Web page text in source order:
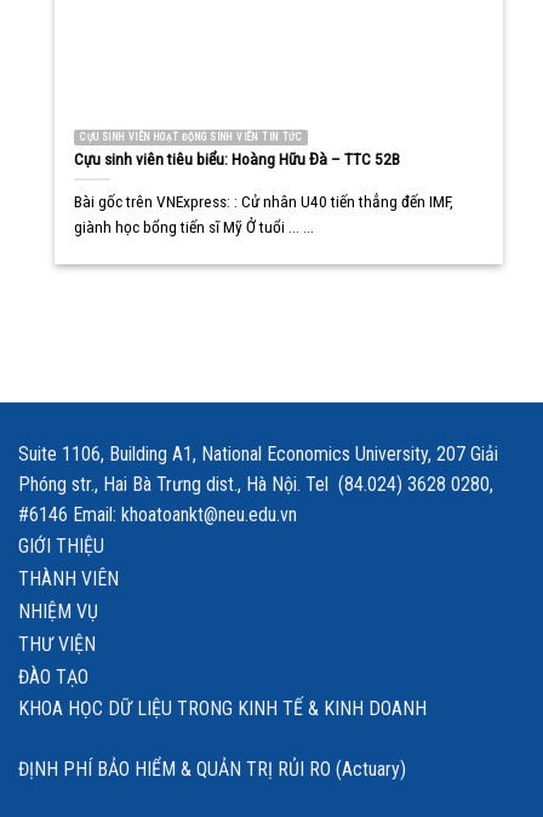
CỰU SINH VIÊN HOẠT ĐỘNG SINH VIÊN TIN TỨC
Cựu sinh viên tiêu biểu: Hoàng Hữu Đà – TTC 52B
Bài gốc trên VNExpress: : Cử nhân U40 tiến thẳng đến IMF,
giành học bổng tiến sĩ Mỹ Ở tuổi ... ...
Suite 1106, Building A1, National Economics University, 207 Giải
Phóng str., Hai Bà Trưng dist., Hà Nội. Tel (84.024) 3628 0280,
#6146 Email: khoatoankt@neu.edu.vn
GIỚI THIỆU
THÀNH VIÊN
NHIỆM VỤ
THƯ VIỆN
ĐÀO TẠO
KHOA HỌC DỮ LIỆU TRONG KINH TẾ & KINH DOANH
ĐỊNH PHÍ BẢO HIỂM & QUẢN TRỊ RỦI RO (Actuary)